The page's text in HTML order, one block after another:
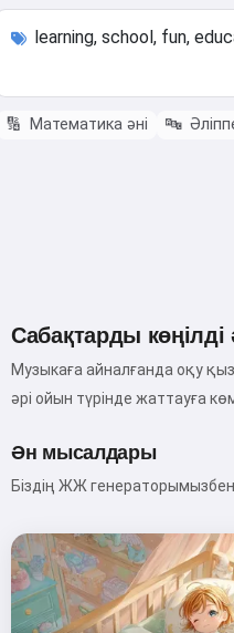
🔢 Математика әні 🔤
Сабақтарды
Музыкаға айналғанда оқу
әрі ойын түрінде жаттауға
Ән мысалдары
Біздің ЖЖ